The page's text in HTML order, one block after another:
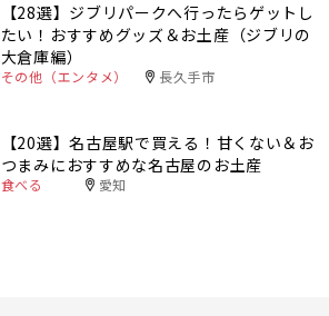
【28選】ジブリパークへ行ったらゲットし
たい！おすすめグッズ＆お土産（ジブリの
大倉庫編）
その他（エンタメ） 長久手市
【20選】名古屋駅で買える！甘くない＆お
つまみにおすすめな名古屋のお土産
食べる 愛知